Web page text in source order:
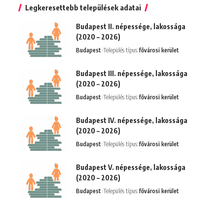
Legkeresettebb települések adatai
Budapest II. népessége, lakossága
(2020 – 2026)
Budapest Település típus:fővárosi kerület
Budapest III. népessége, lakossága
(2020 – 2026)
Budapest Település típus:fővárosi kerület
Budapest IV. népessége, lakossága
(2020 – 2026)
Budapest Település típus:fővárosi kerület
Budapest V. népessége, lakossága
(2020 – 2026)
Budapest Település típus:fővárosi kerület